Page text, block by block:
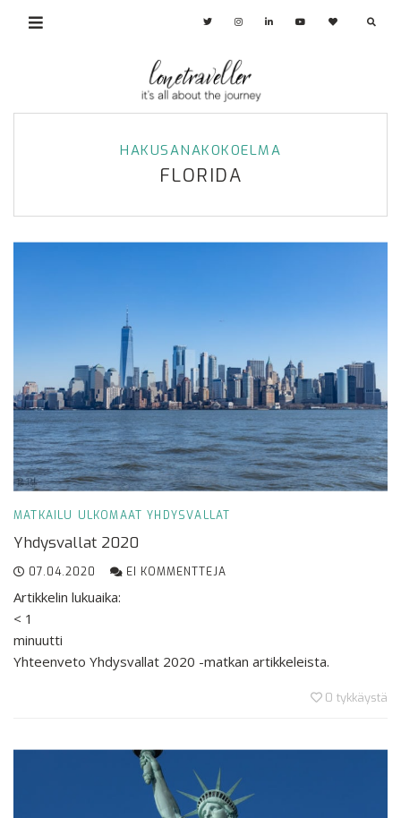
HAKUSANAKOKOELMA
FLORIDA
MATKAILU ULKOMAAT YHDYSVALLAT
Yhdysvallat 2020
07.04.2020 EI KOMMENTTEJA
Artikkelin lukuaika:
< 1
minuutti
Yhteenveto Yhdysvallat 2020 -matkan artikkeleista.
0 tykkäystä